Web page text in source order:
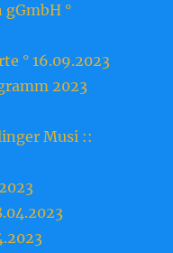
°
° 16.09.2023
2023
Musi ::